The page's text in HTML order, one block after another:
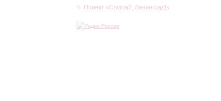
Проект «Слушай, Ленинград!»